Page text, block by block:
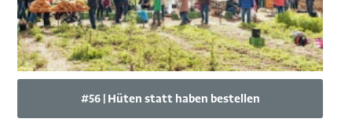
#56 | Hüten statt haben bestellen